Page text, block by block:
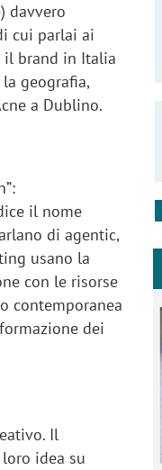
davvero
cui parlai ai
il brand in Italia
geografia,
a Dublino.
il nome
di agentic,
usano la
con le risorse
contemporanea
dei
Il
idea su